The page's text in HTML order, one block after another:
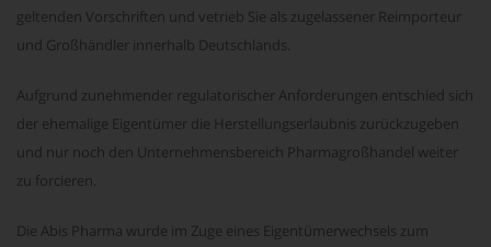
geltenden Vorschriften und vetrieb Sie als zugelassener Reimporteur
und Großhändler innerhalb Deutschlands.
Aufgrund zunehmender regulatorischer Anforderungen entschied sich
der ehemalige Eigentümer die Herstellungserlaubnis zurückzugeben
und nur noch den Unternehmensbereich Pharmagroßhandel weiter
zu forcieren.
Die Abis Pharma wurde im Zuge eines Eigentümerwechsels zum